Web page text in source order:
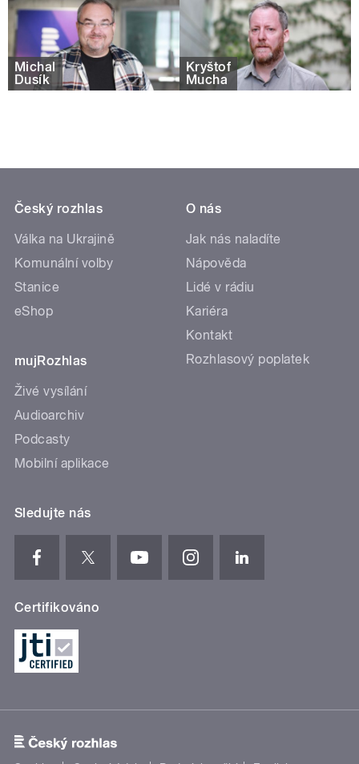
Michal
Dusík
Kryštof
Mucha
Český rozhlas
Válka na Ukrajině
Komunální volby
Stanice
eShop
mujRozhlas
Živé vysílání
Audioarchiv
Podcasty
Mobilní aplikace
O nás
Jak nás naladíte
Nápověda
Lidé v rádiu
Kariéra
Kontakt
Rozhlasový poplatek
Sledujte nás
Certifikováno